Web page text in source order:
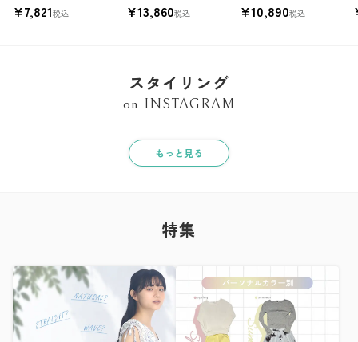
¥7,821税込 ¥13,860税込 ¥10,890税込
スタイリング
on INSTAGRAM
もっと見る
特集